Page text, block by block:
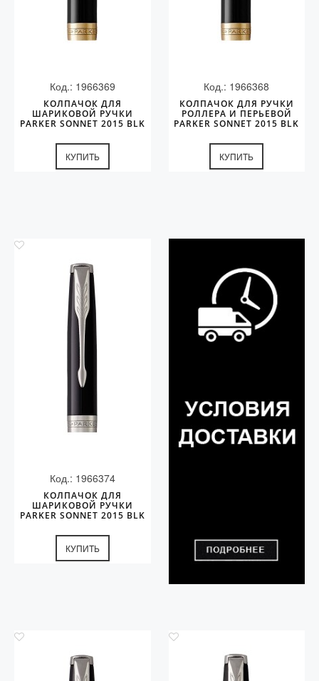
Код.: 1966369
КОЛПАЧОК ДЛЯ
ШАРИКОВОЙ РУЧКИ
PARKER SONNET 2015 BLK
КУПИТЬ
Код.: 1966368
КОЛПАЧОК ДЛЯ РУЧКИ
РОЛЛЕРА И ПЕРЬЕВОЙ
PARKER SONNET 2015 BLK
КУПИТЬ
Код.: 1966374
КОЛПАЧОК ДЛЯ
ШАРИКОВОЙ РУЧКИ
PARKER SONNET 2015 BLK
КУПИТЬ